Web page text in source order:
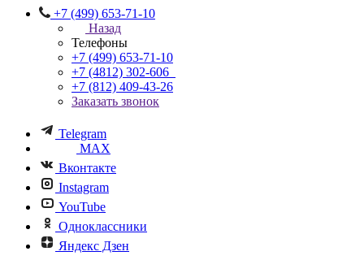
+7 (499) 653-71-10
Назад
Телефоны
+7 (499) 653-71-10
+7 (4812) 302-606
+7 (812) 409-43-26
Заказать звонок
Telegram
MAX
Вконтакте
Instagram
YouTube
Одноклассники
Яндекс Дзен